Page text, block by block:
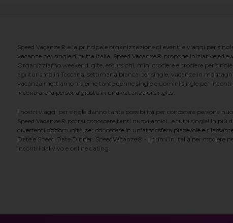
Speed Vacanze® è la principale organizzazione di eventi e viaggi per
vacanze per single di tutta Italia. Speed Vacanze® propone iniziative ed
Organizziamo weekend, gite, escursioni, mini crociere e crociere per
agriturismo in Toscana, settimana bianca per single, vacanze in
vacanza mettiamo insieme tante donne single e uomini single per
incontrare la persona giusta in una vacanza di singles.
I nostri viaggi per single danno tante possibilità per conoscere persone
Speed Vacanze® potrai conoscere tanti nuovi amici...e tutti single! In
divertenti opportunità per conoscere in un'atmosfera piacevole e
Date e Speed Date Dinner. SpeedVacanze® - i primi in Italia per crociere
incontri dal vivo e online dating.